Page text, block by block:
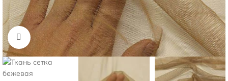
Нажмите, чтобы увеличить